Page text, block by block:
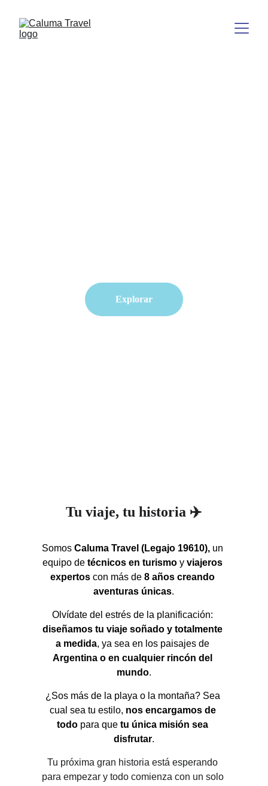
Explorar
Tu viaje, tu historia ✈️
Somos Caluma Travel (Legajo 19610), un
equipo de técnicos en turismo y viajeros
expertos con más de 8 años creando
aventuras únicas.
Olvídate del estrés de la planificación:
diseñamos tu viaje soñado y totalmente
a medida, ya sea en los paisajes de
Argentina o en cualquier rincón del
mundo.
¿Sos más de la playa o la montaña? Sea
cual sea tu estilo, nos encargamos de
todo para que tu única misión sea
disfrutar.
Tu próxima gran historia está esperando
para empezar y todo comienza con un solo